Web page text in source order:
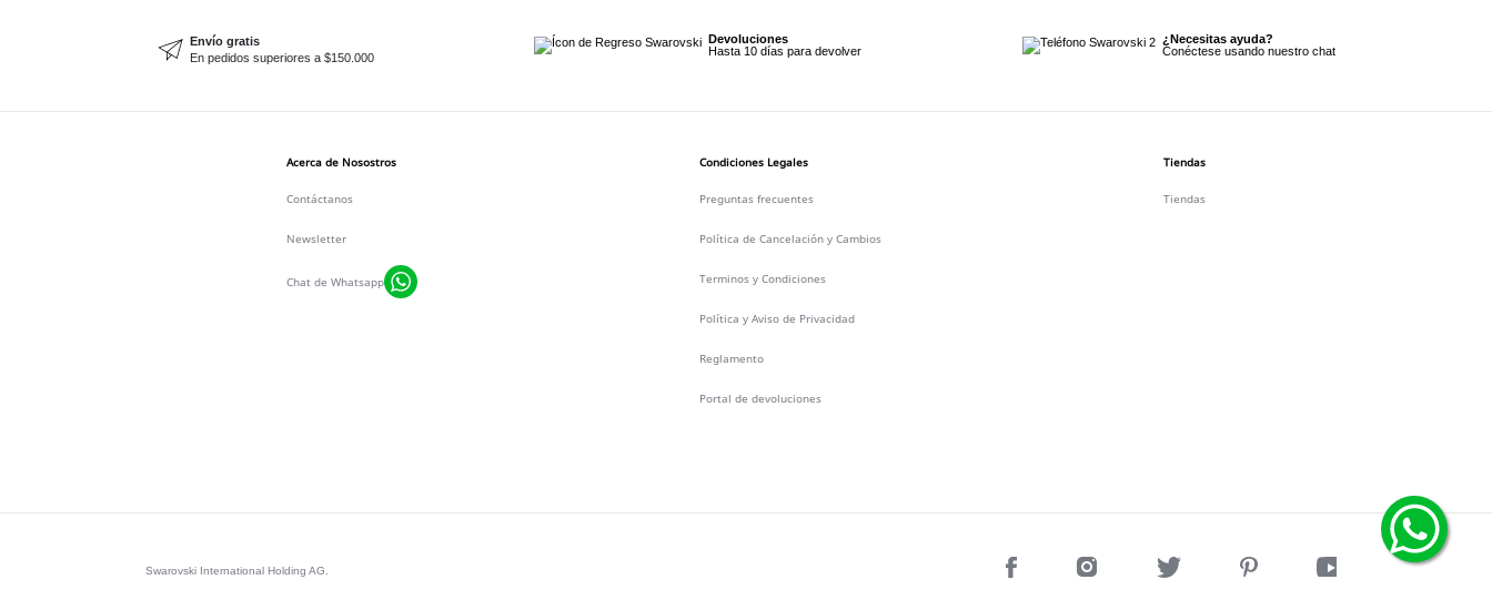
Envío gratis
En pedidos superiores a $150.000
Devoluciones
Hasta 10 días para devolver
¿Necesitas ayuda?
Conéctese usando nuestro chat
Acerca de Nosostros
Contáctanos
Newsletter
Chat de Whatsapp
Condiciones Legales
Preguntas frecuentes
Política de Cancelación y Cambios
Terminos y Condiciones
Política y Aviso de Privacidad
Reglamento
Portal de devoluciones
Tiendas
Tiendas
Swarovski International Holding AG.